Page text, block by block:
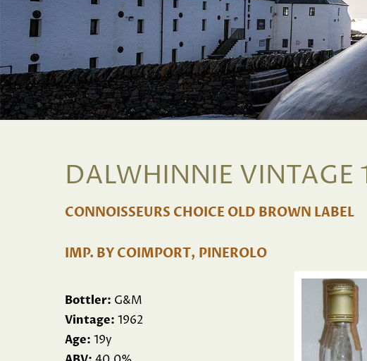
DALWHINNIE
CONNOISSEURS CHOICE OLD BROWN LABEL
IMP. BY COIMPORT, PINEROLO
Bottler: G&M
Vintage: 1962
Age: 19y